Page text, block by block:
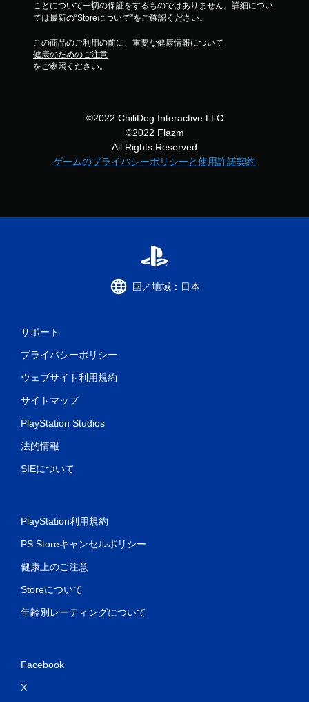
ことについて一切の保証をするものではありません。詳細につい
ては最新の“Storeについて”をご確認ください。
この商品のご利用の前に、重要な健康情報について
健康のためのご注意
をご参照ください。
©2022 ChiliDog Interactive LLC
©2022 Flazm
All Rights Reserved
ゲームのプライバシーポリシーと使用許諾契約
国／地域：日本
サポート
プライバシーポリシー
ウェブサイト利用規約
サイトマップ
PlayStation Studios
法的情報
SIEについて
PlayStation利用規約
PS Storeキャンセルポリシー
健康上のご注意
Storeについて
年齢別レーティングについて
Facebook
X